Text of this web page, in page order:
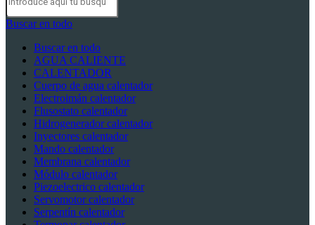
Buscar en todo
Buscar en todo
AGUA CALIENTE
CALENTADOR
Cuerpo de agua calentador
Electroimán calentador
Flusostato calentador
Hidrogenerador calentador
Inyectores calentador
Mando calentador
Membrana calentador
Módulo calentador
Piezoelectrico calentador
Servomotor calentador
Serpentín calentador